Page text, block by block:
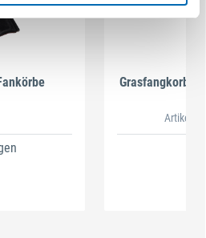
Grasfangkorb
Artikel-